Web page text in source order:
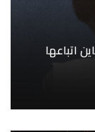
اتباعها